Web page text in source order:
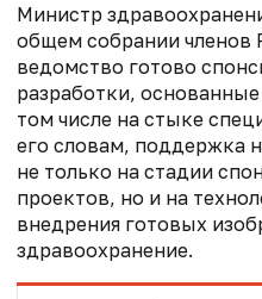
Министр
общем собрании членов
ведомство готово
разработки,
том числе на стыке
его словам, поддержка
не только на стадии
проектов, но и на
внедрения готовых
здравоохранение.